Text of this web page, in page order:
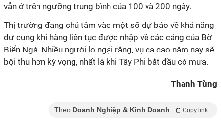
vẫn ở trên ngưỡng trung bình của 100 và 200 ngày.
Thị trường đang chú tâm vào một số dự báo về khả năng
dư cung khi hàng liên tục được nhập về các cảng của Bờ
Biển Ngà. Nhiều người lo ngại rằng, vụ ca cao năm nay sẽ
bội thu hơn kỳ vọng, nhất là khi Tây Phi bắt đầu có mưa.
Thanh Tùng
Theo Doanh Nghiệp & Kinh Doanh Copy link